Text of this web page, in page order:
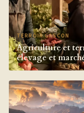
TERROIR GASCON
Agriculture et
élevage et